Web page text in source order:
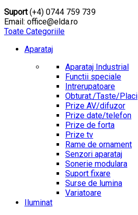
Suport(+4) 0744 759 739
Email: office@elda.ro
Toate Categoriile
Aparataj
Aparataj Industrial
Functii speciale
Intrerupatoare
Obturat./Taste/Placi
Prize AV/difuzor
Prize date/telefon
Prize de forta
Prize tv
Rame de ornament
Senzori aparataj
Sonerie modulara
Suport fixare
Surse de lumina
Variatoare
Iluminat